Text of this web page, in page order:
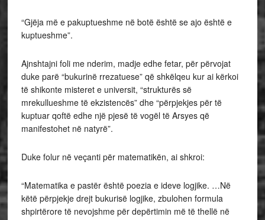
“Gjëja më e pakuptueshme në botë është se ajo është e
kuptueshme”.
Ajnshtajni foli me nderim, madje edhe fetar, për përvojat
duke parë “bukurinë rrezatuese” që shkëlqeu kur ai kërkoi
të shikonte misteret e universit, “strukturës së
mrekullueshme të ekzistencës” dhe “përpjekjes për të
kuptuar qoftë edhe një pjesë të vogël të Arsyes që
manifestohet në natyrë”.
Duke folur në veçanti për matematikën, ai shkroi:
“Matematika e pastër është poezia e ideve logjike. …Në
këtë përpjekje drejt bukurisë logjike, zbulohen formula
shpirtërore të nevojshme për depërtimin më të thellë në